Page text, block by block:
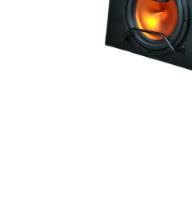
KÁBLE A KONEKTORY